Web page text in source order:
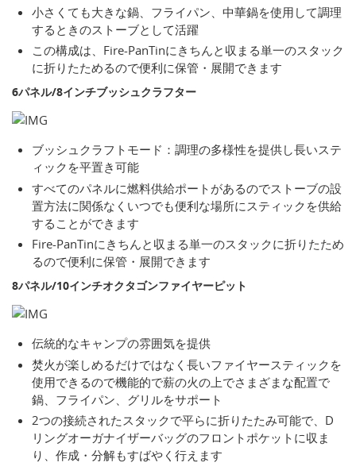
小さくても大きな鍋、フライパン、中華鍋を使用して調理
するときのストーブとして活躍
この構成は、Fire-PanTinにきちんと収まる単一のスタック
に折りたためるので便利に保管・展開できます
6パネル/8インチブッシュクラフター
ブッシュクラフトモード：調理の多様性を提供し長いステ
ィックを平置き可能
すべてのパネルに燃料供給ポートがあるのでストーブの設
置方法に関係なくいつでも便利な場所にスティックを供給
することができます
Fire-PanTinにきちんと収まる単一のスタックに折りたため
るので便利に保管・展開できます
8パネル/10インチオクタゴンファイヤーピット
伝統的なキャンプの雰囲気を提供
焚火が楽しめるだけではなく長いファイヤースティックを
使用できるので機能的で薪の火の上でさまざまな配置で
鍋、フライパン、グリルをサポート
2つの接続されたスタックで平らに折りたたみ可能で、D
リングオーガナイザーバッグのフロントポケットに収ま
り、作成・分解もすばやく行えます